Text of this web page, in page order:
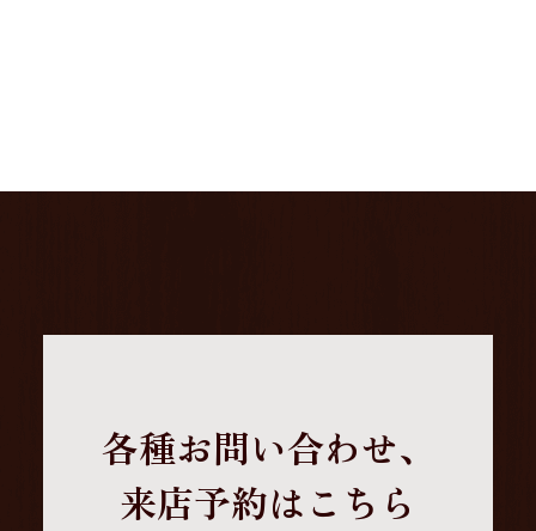
各種お問い合わせ、
来店予約はこちら